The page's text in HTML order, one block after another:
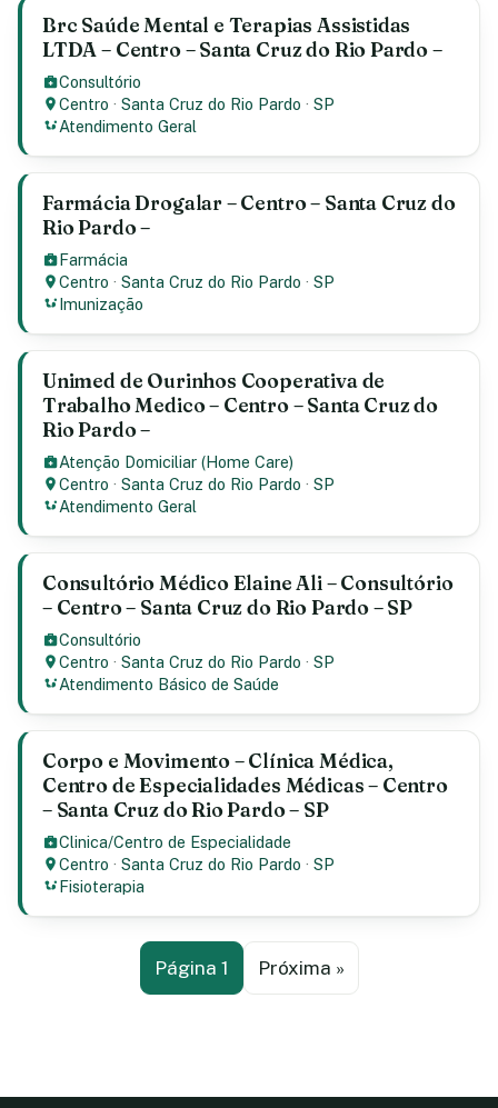
Brc Saúde Mental e Terapias Assistidas
LTDA – Centro – Santa Cruz do Rio Pardo –
Consultório
Centro ·Santa Cruz do Rio Pardo ·SP
Atendimento Geral
Farmácia Drogalar – Centro – Santa Cruz do
Rio Pardo –
Farmácia
Centro ·Santa Cruz do Rio Pardo ·SP
Imunização
Unimed de Ourinhos Cooperativa de
Trabalho Medico – Centro – Santa Cruz do
Rio Pardo –
Atenção Domiciliar (Home Care)
Centro ·Santa Cruz do Rio Pardo ·SP
Atendimento Geral
Consultório Médico Elaine Ali – Consultório
– Centro – Santa Cruz do Rio Pardo – SP
Consultório
Centro ·Santa Cruz do Rio Pardo ·SP
Atendimento Básico de Saúde
Corpo e Movimento – Clínica Médica,
Centro de Especialidades Médicas – Centro
– Santa Cruz do Rio Pardo – SP
Clinica/Centro de Especialidade
Centro ·Santa Cruz do Rio Pardo ·SP
Fisioterapia
Página 1 Próxima »